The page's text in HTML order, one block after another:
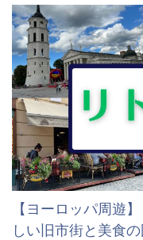
【ヨーロッパ周遊
しい旧市街と美食